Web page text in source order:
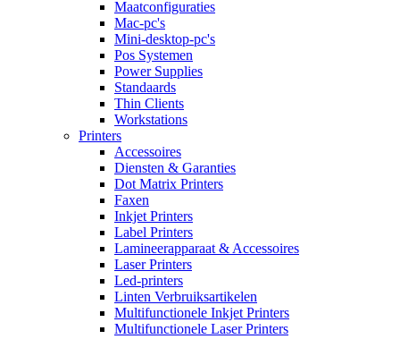
Maatconfiguraties
Mac-pc's
Mini-desktop-pc's
Pos Systemen
Power Supplies
Standaards
Thin Clients
Workstations
Printers
Accessoires
Diensten & Garanties
Dot Matrix Printers
Faxen
Inkjet Printers
Label Printers
Lamineerapparaat & Accessoires
Laser Printers
Led-printers
Linten Verbruiksartikelen
Multifunctionele Inkjet Printers
Multifunctionele Laser Printers